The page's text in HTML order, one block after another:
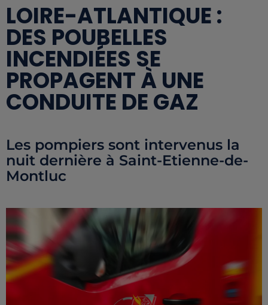
LOIRE-ATLANTIQUE :
DES POUBELLES
INCENDIÉES SE
PROPAGENT À UNE
CONDUITE DE GAZ
Les pompiers sont intervenus la
nuit dernière à Saint-Etienne-de-
Montluc